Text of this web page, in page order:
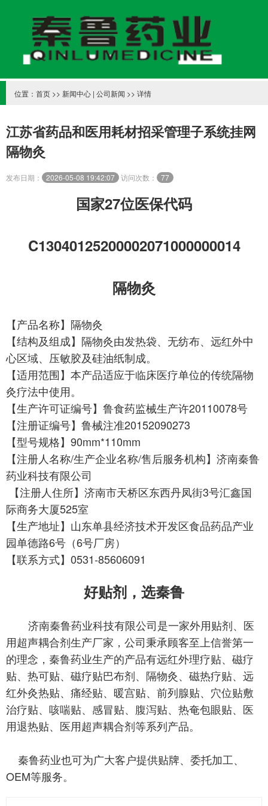
位置： 首页 >> 新闻中心 | 公司新闻 >> 详情
江苏省药品和医用耗材招采管理子系统挂网
隔物灸
发布日期： 2026-05-08 19:42:07 访问次数： 77
国家27位医保代码
C13040125200002071000000014
隔物灸
【产品名称】隔物灸
【结构及组成】隔物灸由发热袋、无纺布、远红外中
心区域、压敏胶及硅油纸制成。
【适用范围】本产品适应于临床医疗单位的传统隔物
灸疗法中使用。
【生产许可证编号】鲁食药监械生产许20110078号
【注册证编号】鲁械注准20152090273
【型号规格】 90mm*110mm
【注册人名称/生产企业名称/售后服务机构】济南秦鲁
药业科技有限公司
【注册人住所】济南市天桥区东西丹凤街3号汇鑫国
际商务大厦525室
【生产地址】山东单县经济技术开发区食品药品产业
园单德路6号（6号厂房）
【联系方式】 0531-85606091
好贴剂，选秦鲁
济南秦鲁药业科技有限公司是一家外用贴剂、医
用超声耦合剂生产厂家， 公司秉承顾客至上信誉第一
的理念，秦鲁药业生产的产品有远红外理疗贴、磁疗
贴、热可贴、磁疗贴巴布剂、隔物灸、磁热疗贴、远
红外灸热贴、痛经贴、暖宫贴、前列腺贴、穴位贴敷
治疗贴、咳喘贴、感冒贴、腹泻贴、热奄包眼贴、医
用退热贴、医用超声耦合剂等系列产品。
秦鲁药业也可为广大客户提供贴牌、委托加工、
OEM等服务。